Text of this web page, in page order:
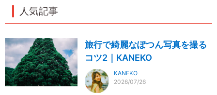
人気記事
旅行で綺麗なぽつん写真を撮る
コツ2｜KANEKO
KANEKO
2026/07/26